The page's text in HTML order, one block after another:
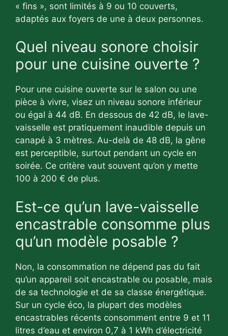
« fins », sont limités à 9 ou 10 couverts,
adaptés aux foyers de une à deux personnes.
Quel niveau sonore choisir
pour une cuisine ouverte ?
Pour une cuisine ouverte sur le salon ou une
pièce à vivre, visez un niveau sonore inférieur
ou égal à 44 dB. En dessous de 42 dB, le lave-
vaisselle est pratiquement inaudible depuis un
canapé à 3 mètres. Au-delà de 48 dB, la gêne
est perceptible, surtout pendant un cycle en
soirée. Ce critère vaut souvent qu’on y mette
100 à 200 € de plus.
Est-ce qu’un lave-vaisselle
encastrable consomme plus
qu’un modèle posable ?
Non, la consommation ne dépend pas du fait
qu’un appareil soit encastrable ou posable, mais
de sa technologie et de sa classe énergétique.
Sur un cycle éco, la plupart des modèles
encastrables récents consomment entre 9 et 11
litres d’eau et environ 0,7 à 1 kWh d’électricité